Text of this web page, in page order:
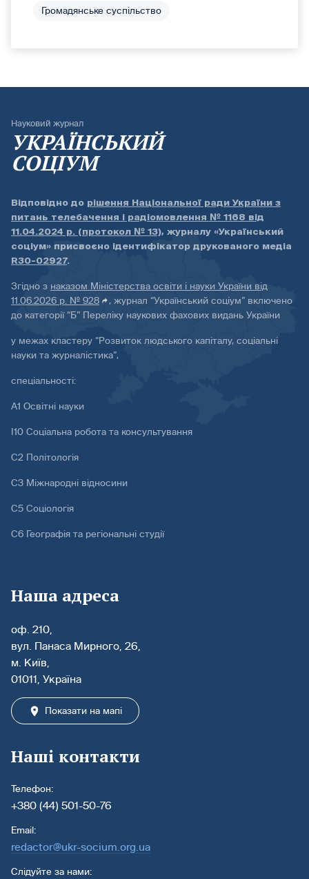
Громадянське суспільство
Науковий журнал
УКРАЇНСЬКИЙ
СОЦІУМ
Відповідно до рішення Національної ради України з
питань телебачення і радіомовлення № 1168 від
11.04.2024 р. (протокол № 13), журналу «Український
соціум» присвоєно ідентифікатор друкованого медіа
R30-02927.
Згідно з наказом Міністерства освіти і науки України від
11.06.2026 р. № 928
, журнал “Український соціум” включено
до категорії “Б” Переліку наукових фахових видань України
у межах кластеру “Розвиток людського капіталу, соціальні
науки та журналістика”,
спеціальності:
А1 Освітні науки
І10 Соціальна робота та консультування
С2 Політологія
С3 Міжнародні відносини
С5 Соціологія
С6 Географія та регіональні студії
Наша адреса
оф. 210,
вул. Панаса Мирного, 26,
м. Київ,
01011, Україна
Показати на мапі
Наші контакти
Телефон:
+380 (44) 501-50-76
Email:
redactor@ukr-socium.org.ua
Слідуйте за нами: